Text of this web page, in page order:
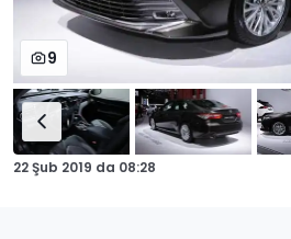
9
22 Şub 2019 da 08:28